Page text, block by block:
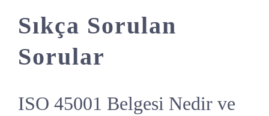
Sıkça Sorulan
Sorular
ISO 45001 Belgesi Nedir ve